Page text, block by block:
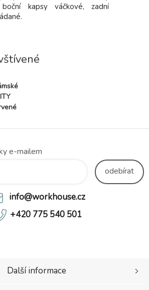
boční kapsy váčkové, zadní
e-mailem
odebírat
info@workhouse.cz
+420 775 540 501
Další informace